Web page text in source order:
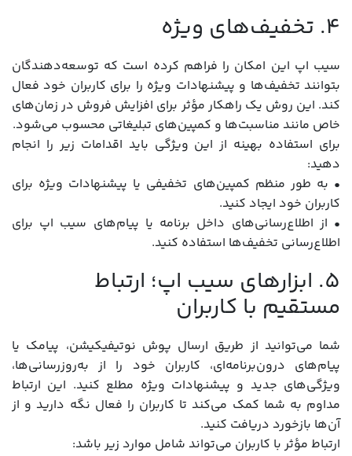
۴. تخفیف‌های ویژه
سیب اپ این امکان را فراهم کرده است که توسعه‌دهندگان
بتوانند تخفیف‌ها و پیشنهادات ویژه را برای کاربران خود فعال
کند. این روش یک راهکار مؤثر برای افزایش فروش در زمان‌های
خاص مانند مناسبت‌ها و کمپین‌های تبلیغاتی محسوب می‌شود.
برای استفاده بهینه از این ویژگی باید اقدامات زیر را انجام
دهید:
• به طور منظم کمپین‌های تخفیفی یا پیشنهادات ویژه برای
کاربران خود ایجاد کنید.
• از اطلاع‌رسانی‌های داخل برنامه یا پیام‌های سیب اپ برای
اطلاع‌رسانی تخفیف‌ها استفاده کنید.
5. ابزارهای سیب اپ؛ ارتباط
مستقیم با کاربران
شما می‌توانید از طریق ارسال پوش نوتیفیکیشن، پیامک یا
پیام‌های درون‌برنامه‌ای، کاربران خود را از به‌روزرسانی‌ها،
ویژگی‌های جدید و پیشنهادات ویژه مطلع کنید. این ارتباط
مداوم به شما کمک می‌کند تا کاربران را فعال نگه دارید و از
آن‌ها بازخورد دریافت کنید.
ارتباط مؤثر با کاربران می‌تواند شامل موارد زیر باشد: